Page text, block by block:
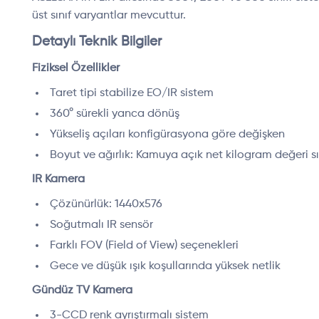
üst sınıf varyantlar mevcuttur.
Detaylı Teknik Bilgiler
Fiziksel Özellikler
Taret tipi stabilize EO/IR sistem
360° sürekli yanca dönüş
Yükseliş açıları konfigürasyona göre değişken
Boyut ve ağırlık: Kamuya açık net kilogram değeri
IR Kamera
Çözünürlük: 1440x576
Soğutmalı IR sensör
Farklı FOV (Field of View) seçenekleri
Gece ve düşük ışık koşullarında yüksek netlik
Gündüz TV Kamera
3-CCD renk ayrıştırmalı sistem